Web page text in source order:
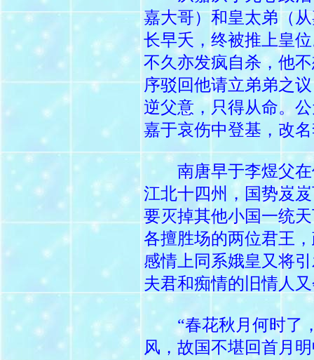
嘉大哥）和皇太弟（
长早夭，终被推上皇
不久亦发疯自杀，他
序驳回他请立弟弟之
逆父意，只得从命。
嘉于哀伤中登基，改
南唐早于李煜父在
江北十四州，国势岌
要灭掉其他小国一统
各擅胜场的两位君王
感情上同系娥皇又将
夫君和痴情的旧情人
“春花秋月何时了，
风，故国不堪回首月